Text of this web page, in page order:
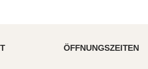
ÖFFNUNGSZEITEN